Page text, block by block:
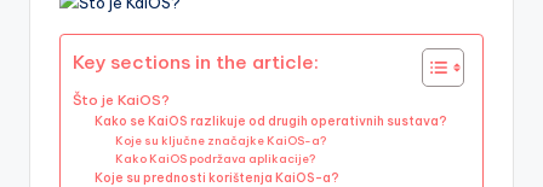
Key sections in the article:
Što je KaiOS?
Kako se KaiOS razlikuje od drugih operativnih sustava?
Koje su ključne značajke KaiOS-a?
Kako KaiOS podržava aplikacije?
Koje su prednosti korištenja KaiOS-a?